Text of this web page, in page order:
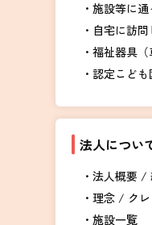
施設等に
自宅に訪
福祉器具
認定こど
法人につい
法人概要 /
理念 / クレ
施設一覧